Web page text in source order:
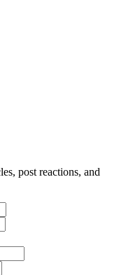
post reactions, and